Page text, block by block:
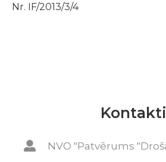
Nr. IF/2013/3/4
Kontakti
NVO "Patvērums